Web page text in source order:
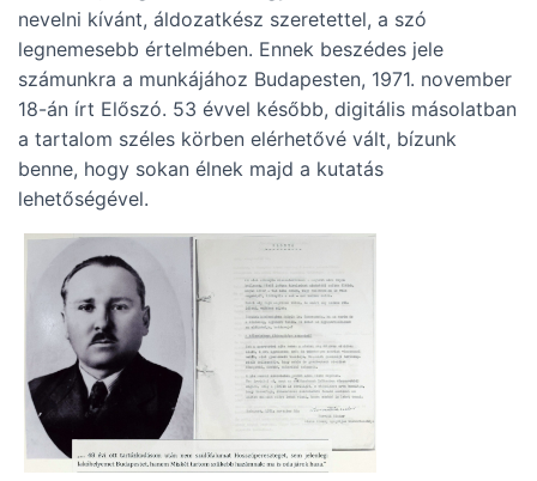
nevelni kívánt, áldozatkész szeretettel, a szó
legnemesebb értelmében. Ennek beszédes jele
számunkra a munkájához Budapesten, 1971. november
18-án írt Előszó. 53 évvel később, digitális másolatban
a tartalom széles körben elérhetővé vált, bízunk
benne, hogy sokan élnek majd a kutatás
lehetőségével.